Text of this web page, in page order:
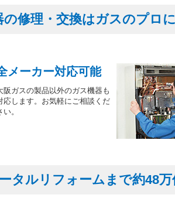
の修理・交換はガスのプロ
メーカー対応可能
阪ガスの製品以外のガス機器も
応します。お気軽にご相談くだ
い。
タルリフォームまで約48万